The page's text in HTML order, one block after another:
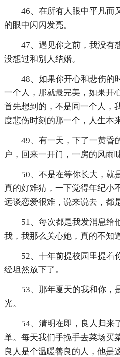
46、在所有人眼中平凡而
的眼中闪闪发亮。
47、遇见你之前，我没有
没想过和别人结婚。
48、如果你开心和悲伤的
一个人，那就最完美，如果开
首先想到的，不是同一个人，
度悲伤时刻的那一个，人生本
49、有一天，下了一黄昏
户，回来一开门，一房的风雨味
50、不是在等你长大，就
真的好难猜，一下觉得年纪小
远谈恋爱很难，说来说去，都
51、每次都是我发消息给
我，我那么关心她，真的不知
52、十年前提校园里提着
经坦然放下了。
53、那年夏天的我和你，
光。
54、清明在即，良人归来
单。每天我们手挽手去菜场买
良人是个温暖善良的人，他是